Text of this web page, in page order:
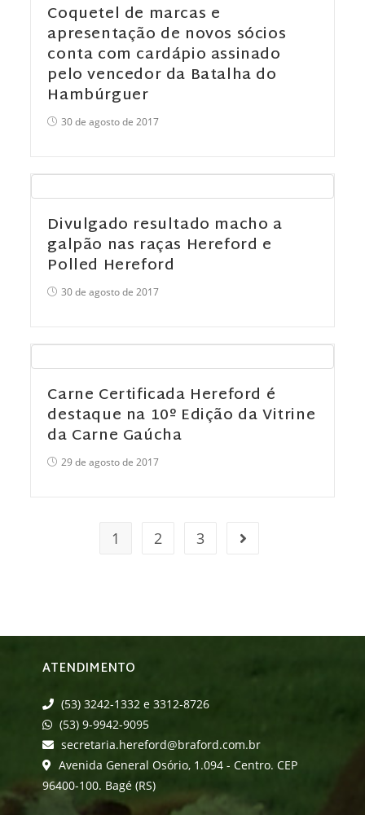
Coquetel de marcas e
apresentação de novos sócios
conta com cardápio assinado
pelo vencedor da Batalha do
Hambúrguer
30 de agosto de 2017
Divulgado resultado macho a
galpão nas raças Hereford e
Polled Hereford
30 de agosto de 2017
Carne Certificada Hereford é
destaque na 10º Edição da Vitrine
da Carne Gaúcha
29 de agosto de 2017
1 2 3
ATENDIMENTO
(53) 3242-1332 e 3312-8726
(53) 9-9942-9095
secretaria.hereford@braford.com.br
Avenida General Osório, 1.094 - Centro. CEP
96400-100. Bagé (RS)